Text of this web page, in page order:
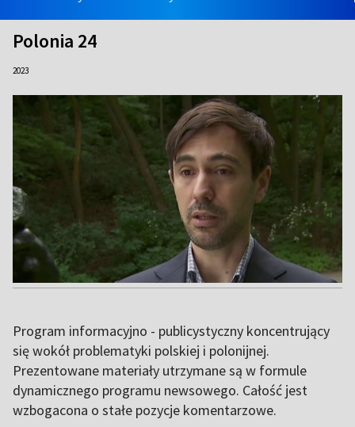
Polonia 24
2023
Program informacyjno - publicystyczny koncentrujący
się wokół problematyki polskiej i polonijnej.
Prezentowane materiały utrzymane są w formule
dynamicznego programu newsowego. Całość jest
wzbogacona o stałe pozycje komentarzowe.